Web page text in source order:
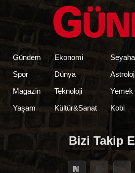
Gündem
Spor
Magazin
Yaşam
Ekonomi
Dünya
Teknoloji
Kültür&Sanat
Yemek
Kobi
Bizi Takip